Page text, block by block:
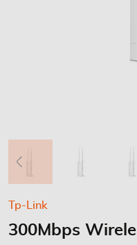
para
o
Tp-Link
300Mbps